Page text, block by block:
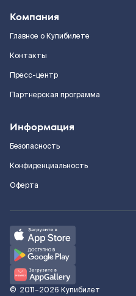
Компания
Главное о Купибилете
Контакты
Пресс-центр
Партнерская программа
Информация
Безопасность
Конфиденциальность
Оферта
© 2011–2026 Купибилет